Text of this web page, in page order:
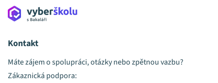
Kontakt
Máte zájem o spolupráci, otázky nebo zpětnou vazbu?
Zákaznická podpora: